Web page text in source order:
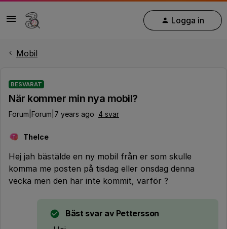
Logga in
Mobil
BESVARAT
När kommer min nya mobil?
Forum|Forum|7 years ago 4 svar
T TheIce
Hej jah bästälde en ny mobil från er som skulle
komma me posten på tisdag eller onsdag denna
vecka men den har inte kommit, varför ?
Bäst svar av Pettersson